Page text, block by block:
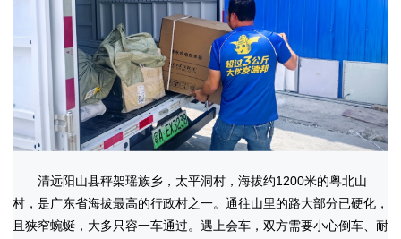
清远阳山县秤架瑶族乡，太平洞村，海拔约1200米的粤北山
村，是广东省海拔最高的行政村之一。通往山里的路大部分已硬化，
且狭窄蜿蜒，大多只容一车通过。遇上会车，双方需要小心倒车、耐